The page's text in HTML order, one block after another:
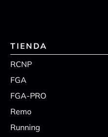
TIENDA
RCNP
FGA
FGA-PRO
Remo
Running